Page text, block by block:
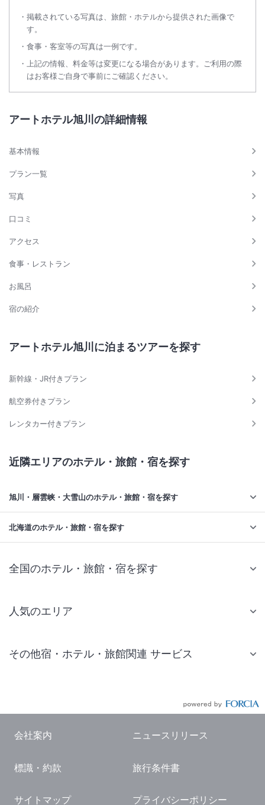
掲載されている写真は、旅館・ホテルから提供された画像で
す。
食事・客室等の写真は一例です。
上記の情報、料金等は変更になる場合があります。ご利用の際
はお客様ご自身で事前にご確認ください。
アートホテル旭川の詳細情報
基本情報
プラン一覧
写真
口コミ
アクセス
食事・レストラン
お風呂
宿の紹介
アートホテル旭川に泊まるツアーを探す
新幹線・JR付きプラン
航空券付きプラン
レンタカー付きプラン
近隣エリアのホテル・旅館・宿を探す
旭川・層雲峡・大雪山のホテル・旅館・宿を探す
北海道のホテル・旅館・宿を探す
全国のホテル・旅館・宿を探す
人気のエリア
仙台 ホテル
東京ドーム ホテル
横浜 ホテル
熱海 ホテル
その他宿・ホテル・旅館関連 サービス
国内観光ガイド
旅行・観光情報
会社案内 ニュースリリース
標識・約款 旅行条件書
サイトマップ プライバシーポリシー